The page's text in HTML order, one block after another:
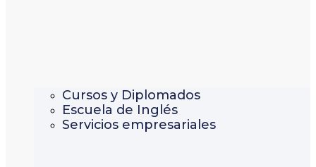
Cursos y Diplomados
Escuela de Inglés
Servicios empresariales